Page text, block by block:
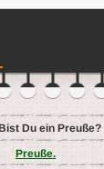
Du ein Preuße?
Preuße.